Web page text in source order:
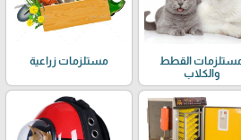
القطط
والكلاب
مستلزمات زراعية